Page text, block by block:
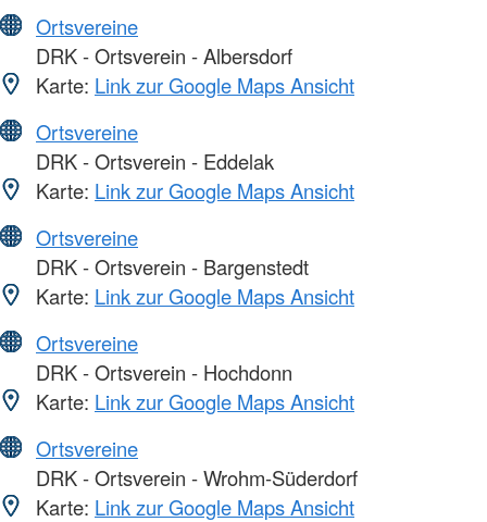
Ortsvereine
DRK - Ortsverein - Albersdorf
Karte: Link zur Google Maps Ansicht
Ortsvereine
DRK - Ortsverein - Eddelak
Karte: Link zur Google Maps Ansicht
Ortsvereine
DRK - Ortsverein - Bargenstedt
Karte: Link zur Google Maps Ansicht
Ortsvereine
DRK - Ortsverein - Hochdonn
Karte: Link zur Google Maps Ansicht
Ortsvereine
DRK - Ortsverein - Wrohm-Süderdorf
Karte: Link zur Google Maps Ansicht